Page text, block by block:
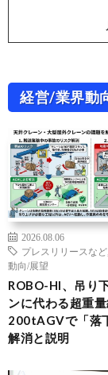
経営/業界動
2026.08.06
プレスリリースなど
動向/展望
ROBO-HI、吊り
ンに代わる超重量
200tAGVで「落
解消と説明